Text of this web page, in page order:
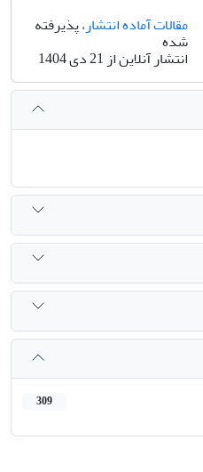
مقالات آماده انتشار، پذیرفته
شده
انتشار آنلاین از 21 دی 1404
309